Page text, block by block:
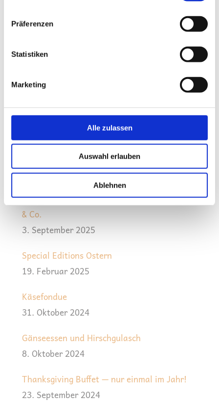
Präferenzen
Statistiken
Marketing
Alle zulassen
Auswahl erlauben
Ablehnen
14. April 2026
5. Februar 2026
Winterferien 2025/2026
11. Dezember 2025
Special Editions Advent 2025
1. Dezember 2025
Thanksgiving Buffet mit großem Truthahn
& Co.
3. September 2025
Special Editions Ostern
19. Februar 2025
Käsefondue
31. Oktober 2024
Gänseessen und Hirschgulasch
8. Oktober 2024
Thanksgiving Buffet — nur einmal im Jahr!
23. September 2024